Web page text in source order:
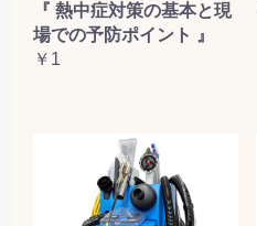
『 熱中症対策の基本と現
場での予防ポイント 』
￥1